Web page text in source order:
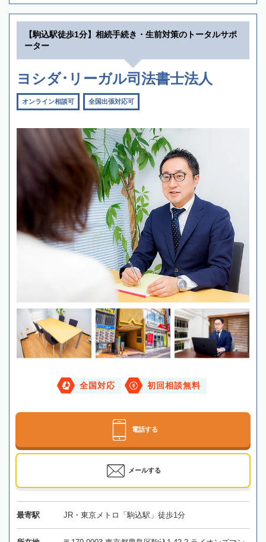
【駒込駅徒歩1分】相続手続き・生前対策のトータルサポ
ーター
ヨシダ･リーガル司法書士法人
オンライン相談可 全国出張対応可
全国対応 初回相談無料
電話する
メールする
最寄駅 JR・東京メトロ「駒込駅」徒歩1分